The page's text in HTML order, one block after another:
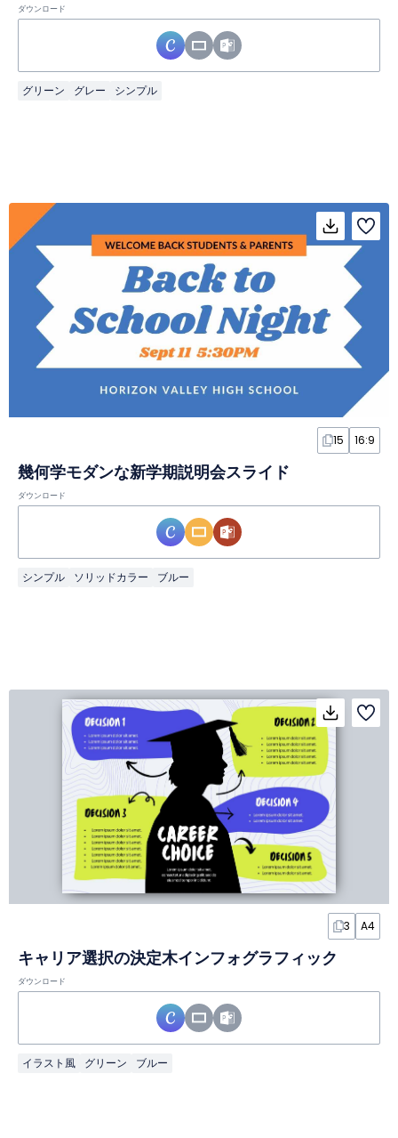
ダウンロード
グリーン グレー シンプル
15 16:9
幾何学モダンな新学期説明会スライド
ダウンロード
シンプル ソリッドカラー ブルー
3 A4
キャリア選択の決定木インフォグラフィック
ダウンロード
イラスト風 グリーン ブルー